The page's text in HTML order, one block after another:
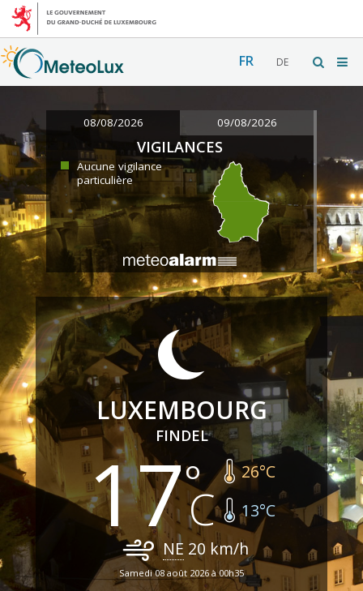
FR DE
08/08/2026 09/08/2026
VIGILANCES
Aucune vigilance
particulière
LUXEMBOURG
FINDEL
17 26°C
13°C
NE 20 km/h
Samedi 08 août 2026 à 00h35